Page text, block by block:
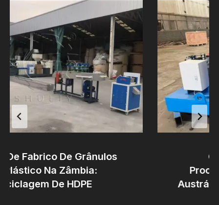
Fabrico De Grânulos
Na Zâmbia:
De HDPE
Austrália: